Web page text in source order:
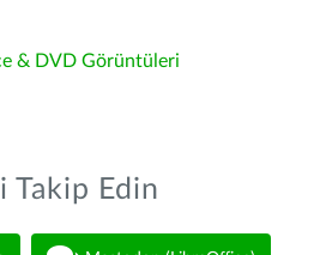
& DVD Görüntüleri
Takip Edin